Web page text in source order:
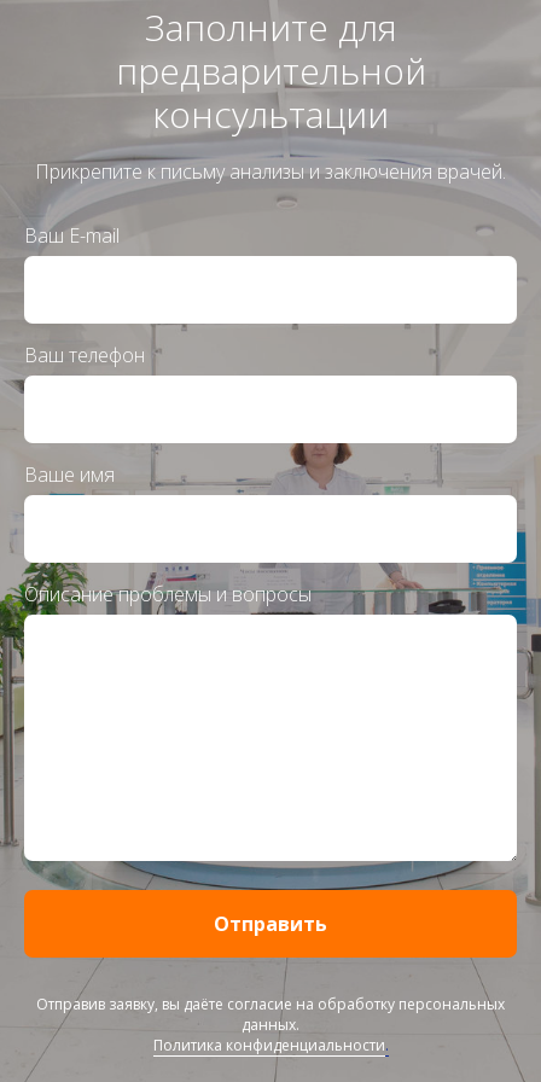
Заполните для
предварительной
консультации
Прикрепите к письму анализы и заключения врачей.
Ваш E-mail
Ваш телефон
Ваше имя
Описание проблемы и вопросы
Отправить
Отправив заявку, вы даёте согласие на обработку персональных
данных.
Политика конфиденциальности.